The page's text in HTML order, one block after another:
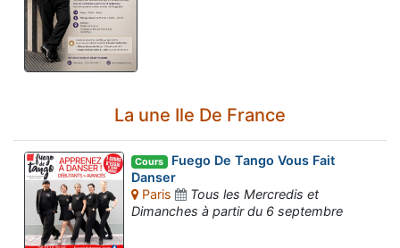
La une Ile De France
Cours Fuego De Tango Vous Fait
Danser
Paris
Tous les Mercredis et
Dimanches à partir du 6 septembre